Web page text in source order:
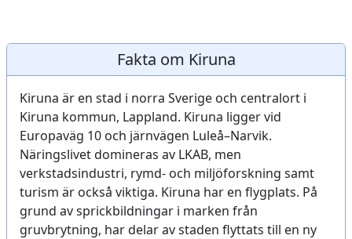
Fakta om Kiruna
Kiruna är en stad i norra Sverige och centralort i
Kiruna kommun, Lappland. Kiruna ligger vid
Europaväg 10 och järnvägen Luleå–Narvik.
Näringslivet domineras av LKAB, men
verkstadsindustri, rymd- och miljöforskning samt
turism är också viktiga. Kiruna har en flygplats. På
grund av sprickbildningar i marken från
gruvbrytning, har delar av staden flyttats till en ny